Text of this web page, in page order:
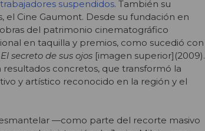
suspendidos. También su
Cine Gaumont. Desde su fundación en
del patrimonio cinematográfico
en taquilla y premios, como sucedió con
El secreto de sus ojos [imagen superior] (2009).
concretos, que transformó la
y artístico reconocido en la región y el
—como parte del recorte masivo